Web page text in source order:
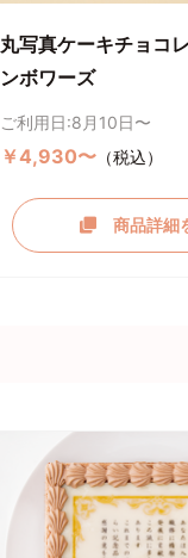
丸写真ケーキチョコ
ンボワーズ
ご利用日:8月10日〜
￥4,930〜 （税込）
商品詳細